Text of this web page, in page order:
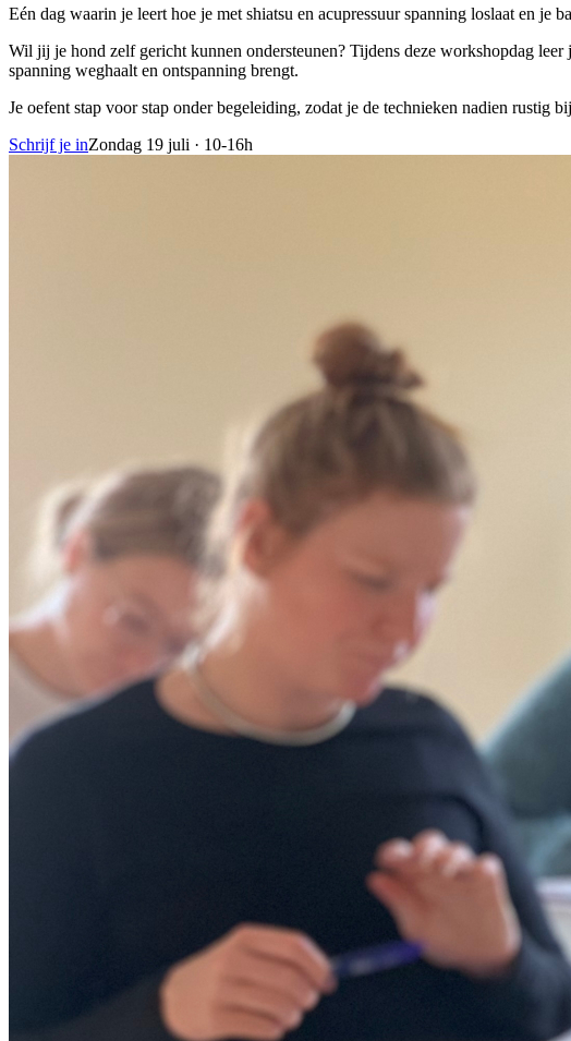
Eén dag waarin je leert hoe je met shiatsu en acupressuur spanning loslaat en je
Wil jij je hond zelf gericht kunnen ondersteunen? Tijdens deze workshopdag leer
spanning weghaalt en ontspanning brengt.
Je oefent stap voor stap onder begeleiding, zodat je de technieken nadien rustig
Schrijf je inZondag 19 juli · 10-16h